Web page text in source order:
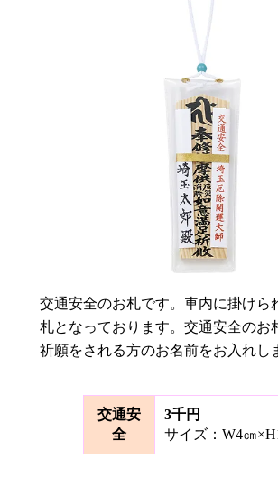
交通安全のお札です。車内に掛けら
札となっております。交通安全のお
祈願をされる方のお名前をお入れし
交通安
全
3千円
サイズ：W4㎝